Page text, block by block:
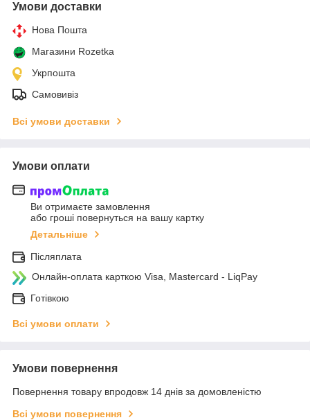
Умови доставки
Нова Пошта
Магазини Rozetka
Укрпошта
Самовивіз
Всі умови доставки
Умови оплати
Ви отримаєте замовлення
або гроші повернуться на вашу картку
Детальніше
Післяплата
Онлайн-оплата карткою Visa, Mastercard - LiqPay
Готівкою
Всі умови оплати
Умови повернення
Повернення товару впродовж 14 днів за домовленістю
Всі умови повернення